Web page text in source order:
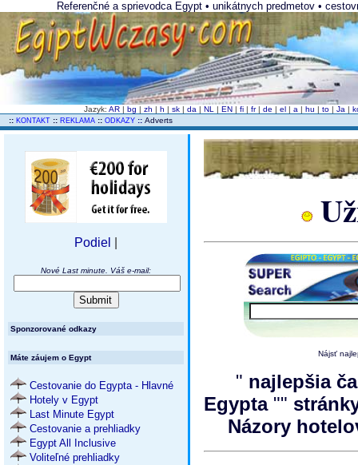
Referenčné a sprievodca Egypt • unikátnych predmetov •
Jazyk: AR | bg | zh | h | sk | da | NL | EN | fi | fr | de | el | a | hu | to | Ja |
:: KONTAKT :: REKLAMA :: ODKAZY :: Adverts
Podiel
Nové Last minute. Váš e-mail:
Sponzorované odkazy
Máte záujem o Egypt
Cestovanie do Egypta - Hlavné
Hotely v Egypt
Last Minute Egypt
Cestovanie a prehliadky
Egypt All Inclusive
Voliteľné prehliadky
Nájsť
" najlepšia
Egypta ""
Názory